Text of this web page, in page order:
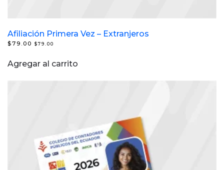
Afiliación Primera Vez – Extranjeros
$79.00 $79.00
Agregar al carrito